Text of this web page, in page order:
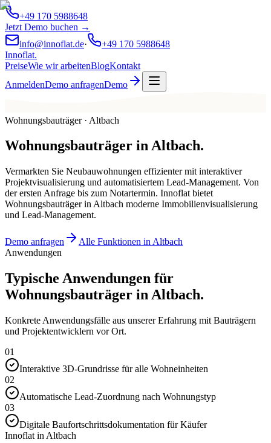
+49 170 5988648
Jetzt Demo buchen →
info@innoflat.de·
+49 170 5988648
Innoflat.
PreiseWie wir arbeitenBlogKontakt
AnmeldenDemo anfragenDemo
Wohnungsbauträger · Altbach
Wohnungsbauträger inAltbach.
Vermarkten Sie Neubauwohnungen effizienter mit interaktiver
Projektvisualisierung und automatisiertem Lead-Management. Von
der ersten Anfrage bis zum Notartermin. Innoflat bietet
Wohnungsbauträger in Altbach moderne Immobilienvisualisierung
und Lead-Management.
Demo anfragen
Alle Funktionen in Altbach
Anwendungen
Typische Anwendungen für
Wohnungsbauträger in Altbach.
Konkrete Anwendungsfälle aus unserer Erfahrung mit Bauträgern
und Projektentwicklern vor Ort.
01
Interaktive 3D-Grundrisse für alle Wohneinheiten
02
Automatische Lead-Zuordnung nach Wohnungstyp
03
Digitale Baufortschrittsdokumentation für Käufer
Innoflat in Altbach